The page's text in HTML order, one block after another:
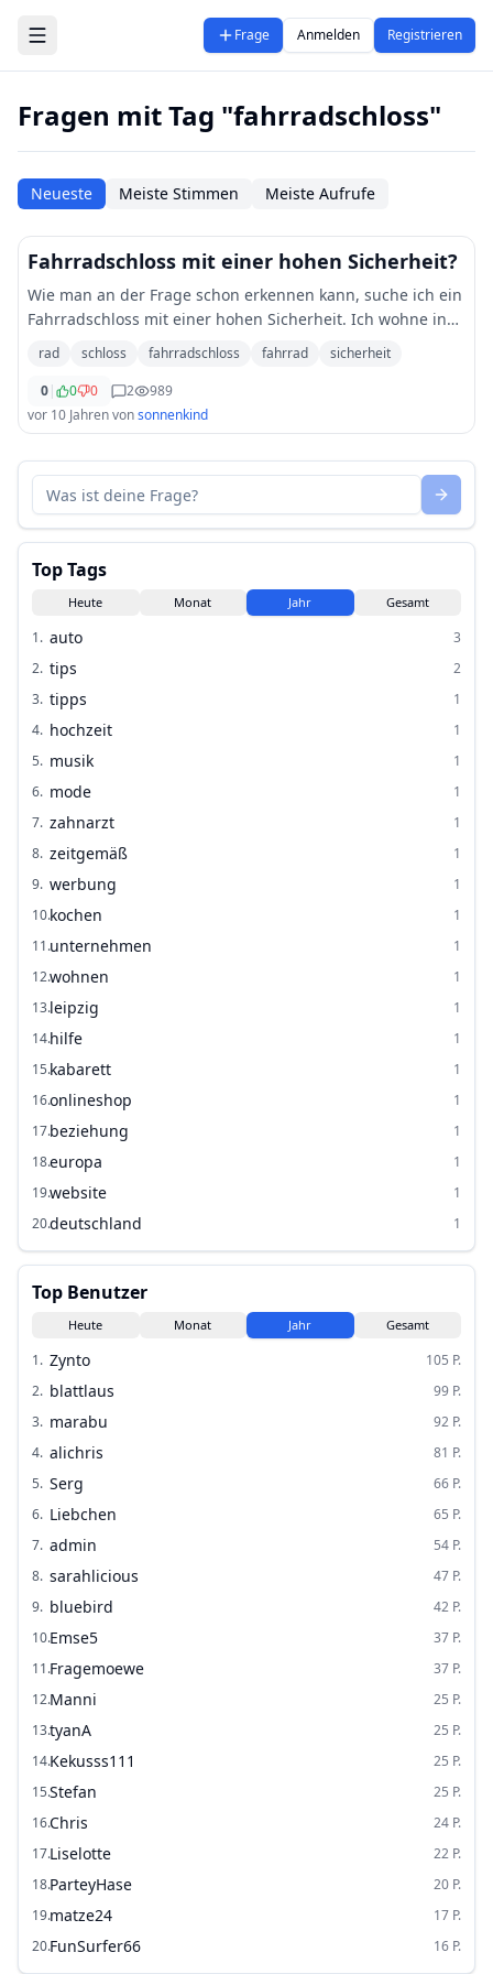
Zum Hauptinhalt springen
Frage Anmelden Registrieren
Fragen mit Tag "fahrradschloss"
Neueste Meiste Stimmen Meiste Aufrufe
Fahrradschloss mit einer hohen Sicherheit?
Wie man an der Frage schon erkennen kann, suche ich ein
Fahrradschloss mit einer hohen Sicherheit. Ich wohne in
einer Stadt, wo oft Fahrräder unfreiwillig den Besitzer
rad schloss fahrradschloss fahrrad
sicherheit
0| 0 0 2
989
vor 10 Jahrenvonsonnenkind
Top Tags
Heute Monat Jahr Gesamt
1. auto
3
2. tips
2
3. tipps
1
4. hochzeit
1
5. musik
1
6. mode
1
7. zahnarzt
1
8. zeitgemäß
1
9. werbung
1
10.kochen
1
11.unternehmen
1
12.wohnen
1
13.leipzig
1
14.hilfe
1
15.kabarett
1
16.onlineshop
1
17.beziehung
1
18.europa
1
19.website
1
20.deutschland 1
Top Benutzer
Heute Monat Jahr Gesamt
1. Zynto 105 P.
2. blattlaus 99 P.
3. marabu 92 P.
4. alichris 81 P.
5. Serg 66 P.
6. Liebchen 65 P.
7. admin 54 P.
8. sarahlicious 47 P.
9. bluebird 42 P.
10.Emse5 37 P.
11.Fragemoewe 37 P.
12.Manni 25 P.
13.tyanA 25 P.
14.Kekusss111 25 P.
15.Stefan 25 P.
16.Chris 24 P.
17.Liselotte 22 P.
18.ParteyHase 20 P.
19.matze24 17 P.
20.FunSurfer66 16 P.